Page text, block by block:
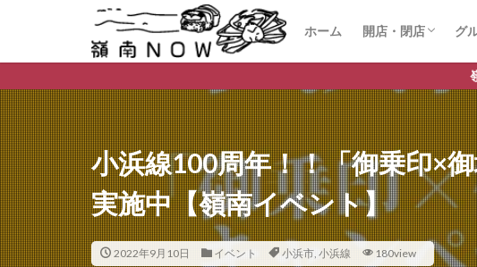
ホーム 開店・閉店 グ
嶺南ナウ リリー
小浜線100周年！！「御乗印×
実施中【嶺南イベント】
2022年9月10日 イベント 小浜市, 小浜線 180view